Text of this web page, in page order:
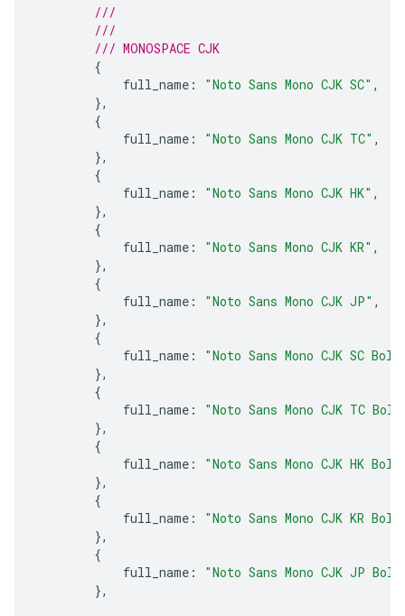
///
///
/// MONOSPACE CJK
{
full_name : "Noto Sans Mono CJK SC" ,
},
{
full_name : "Noto Sans Mono CJK TC" ,
},
{
full_name : "Noto Sans Mono CJK HK" ,
},
{
full_name : "Noto Sans Mono CJK KR" ,
},
{
full_name : "Noto Sans Mono CJK JP" ,
},
{
full_name :
"Noto Sans Mono CJK SC
},
{
full_name :
"Noto Sans Mono CJK TC
},
{
full_name :
"Noto Sans Mono CJK HK
},
{
full_name :
"Noto Sans Mono CJK KR
},
{
full_name :
"Noto Sans Mono CJK JP
},